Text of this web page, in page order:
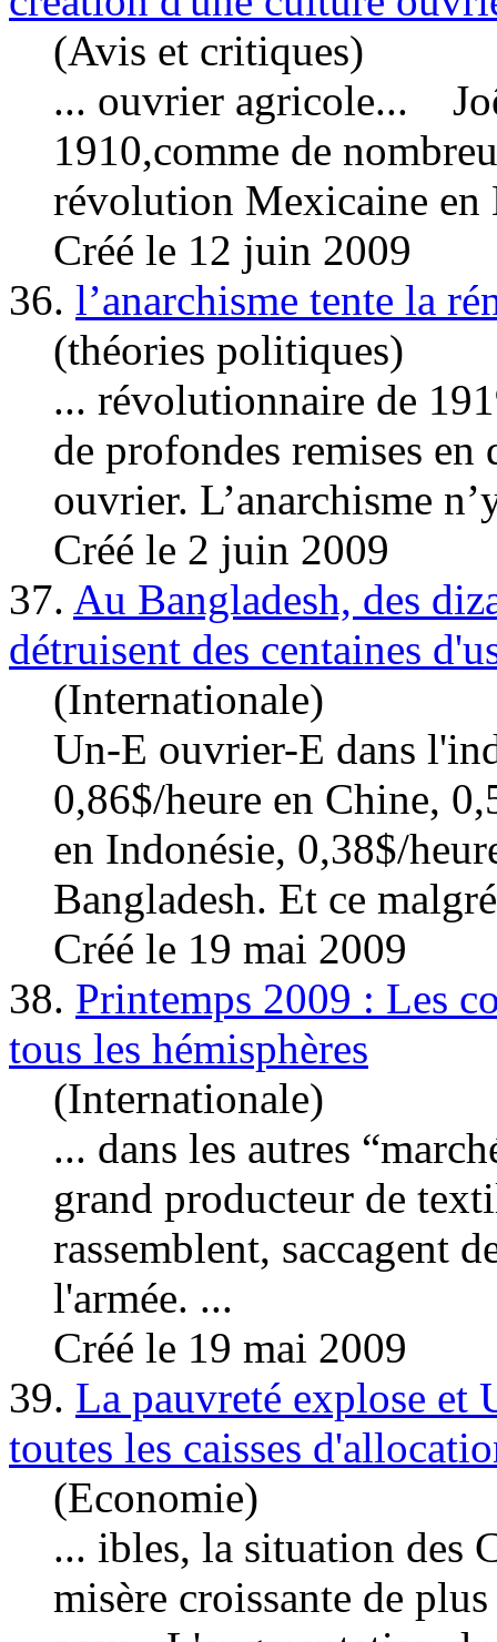
(Avis et critiques)
... ouvrier agricole...
1910,comme de
révolution Mexicaine en
Créé le 12 juin 2009
36. l’anarchisme tente la
(théories politiques)
... révolutionnaire de
de profondes remises
ouvrier. L’anarchisme
Créé le 2 juin 2009
37. Au Bangladesh, des
détruisent des centaines
(Internationale)
Un-E ouvrier-E dans
0,86$/heure en Chine,
en Indonésie, 0,38$/
Bangladesh. Et ce
Créé le 19 mai 2009
38. Printemps 2009 : Les
tous les hémisphères
(Internationale)
... dans les autres
grand producteur de
rassemblent, saccagent
l'armée. ...
Créé le 19 mai 2009
39. La pauvreté explose et
toutes les caisses
(Economie)
... ibles, la situation des
misère croissante de